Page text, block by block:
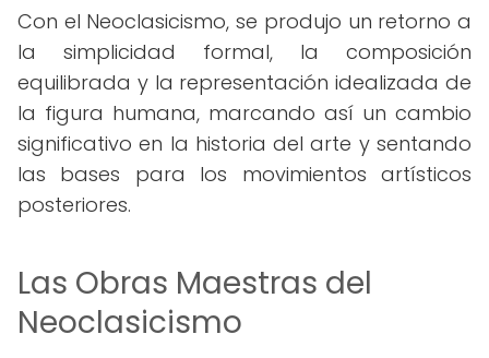
Con el Neoclasicismo, se produjo un retorno a
la simplicidad formal, la composición
equilibrada y la representación idealizada de
la figura humana, marcando así un cambio
significativo en la historia del arte y sentando
las bases para los movimientos artísticos
posteriores.
Las Obras Maestras del
Neoclasicismo